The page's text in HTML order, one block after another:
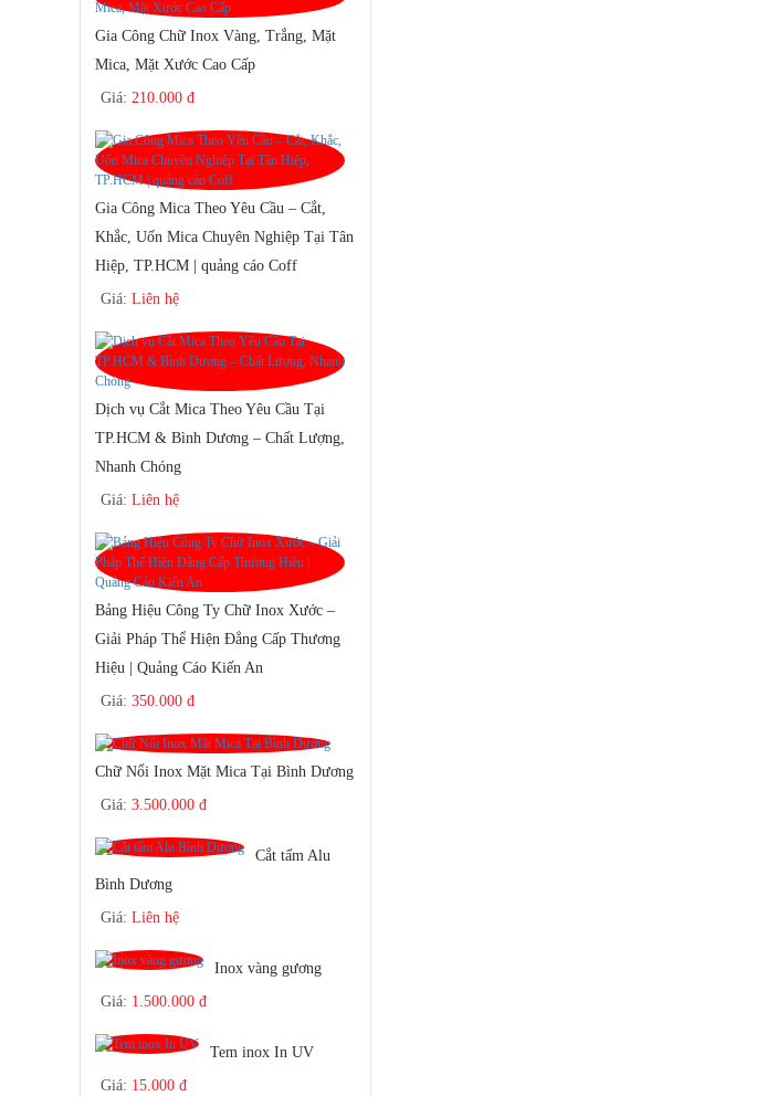
Gia Công Chữ Inox Vàng, Trắng, Mặt
Mica, Mặt Xước Cao Cấp
Giá: 210.000 đ
Gia Công Mica Theo Yêu Cầu – Cắt,
Khắc, Uốn Mica Chuyên Nghiệp Tại Tân
Hiệp, TP.HCM | quảng cáo Coff
Giá: Liên hệ
Dịch vụ Cắt Mica Theo Yêu Cầu Tại
TP.HCM & Bình Dương – Chất Lượng,
Nhanh Chóng
Giá: Liên hệ
Bảng Hiệu Công Ty Chữ Inox Xước –
Giải Pháp Thể Hiện Đẳng Cấp Thương
Hiệu | Quảng Cáo Kiến An
Giá: 350.000 đ
Chữ Nổi Inox Mặt Mica Tại Bình Dương
Giá: 3.500.000 đ
Cắt tấm Alu
Bình Dương
Giá: Liên hệ
Inox vàng gương
Giá: 1.500.000 đ
Tem inox In UV
Giá: 15.000 đ